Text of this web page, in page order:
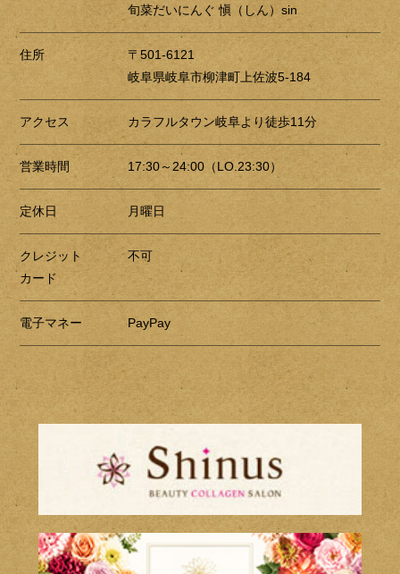
旬菜だいにんぐ 愼（しん）sin
住所
〒501-6121
岐阜県岐阜市柳津町上佐波5-184
アクセス カラフルタウン岐阜より徒歩11分
営業時間 17:30～24:00（LO.23:30）
定休日 月曜日
クレジット
カード
不可
電子マネー PayPay